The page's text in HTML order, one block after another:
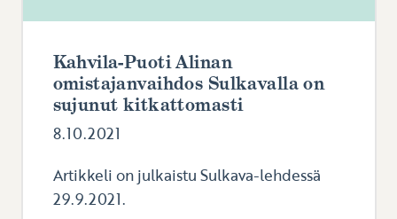
Kahvila-Puoti Alinan
omistajanvaihdos Sulkavalla on
sujunut kitkattomasti
8.10.2021
Artikkeli on julkaistu Sulkava-lehdessä
29.9.2021.